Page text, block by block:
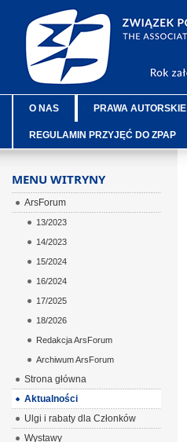
O NAS PRAWA AUTORSKIE
REGULAMIN PRZYJĘĆ DO ZPAP
MENU WITRYNY
ArsForum
13/2023
14/2023
15/2024
16/2024
17/2025
18/2026
Redakcja ArsForum
Archiwum ArsForum
Strona główna
Aktualności
Ulgi i rabaty dla Członków
Wystawy